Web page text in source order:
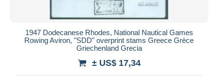
1947 Dodecanese Rhodes, National Nautical Games
Rowing Aviron, "SDD" overprint stams Greece Grèce
Griechenland Grecia
± US$ 17,34